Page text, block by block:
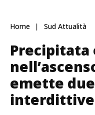
Home Sud Attualità
Precipitata
emette
interdittive